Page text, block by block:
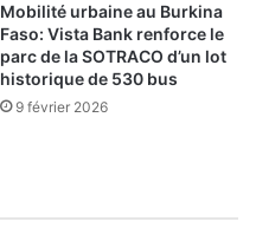
Mobilité urbaine au Burkina
Faso: Vista Bank renforce le
parc de la SOTRACO d’un lot
historique de 530 bus
9 février 2026